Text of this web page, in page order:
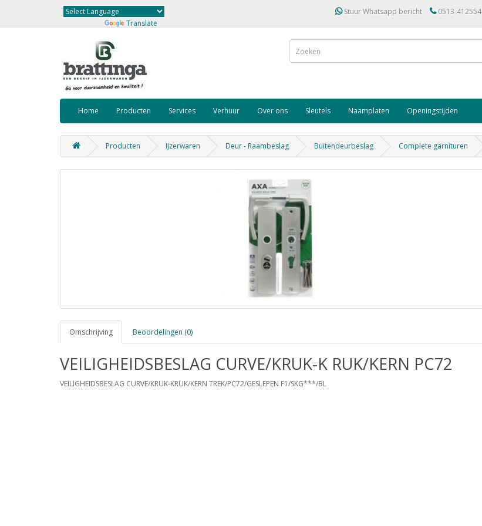
Translate
Stuur Whatsapp bericht 0513-412554
Home Producten Services Verhuur Over ons Sleutels Naamplaten Openingstijden
Producten IJzerwaren Deur - Raambeslag Buitendeurbeslag Complete garnituren
Omschrijving Beoordelingen (0)
VEILIGHEIDSBESLAG CURVE/KRUK-K RUK/KERN PC72
VEILIGHEIDSBESLAG CURVE/KRUK-KRUK/KERN TREK/PC72/GESLEPEN F1/SKG***/BL